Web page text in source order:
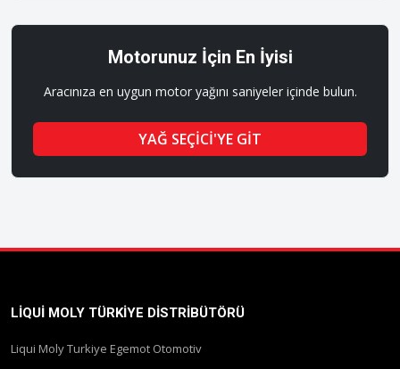
Motorunuz İçin En İyisi
Aracınıza en uygun motor yağını saniyeler içinde bulun.
YAĞ SEÇİCİ'YE GİT
LIQUI MOLY TÜRKIYE DISTRIBÜTÖRÜ
Liqui Moly Turkiye Egemot Otomotiv